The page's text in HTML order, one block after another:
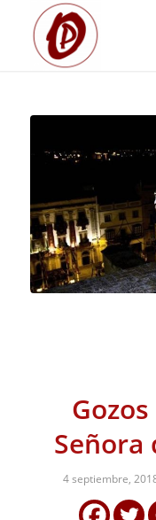
Señora
4 septiembre,